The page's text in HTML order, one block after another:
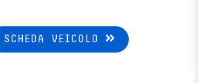
SCHEDA VEICOLO